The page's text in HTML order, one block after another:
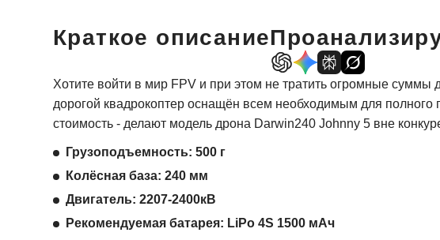
Краткое описание
Хотите войти в мир FPV и при этом не тратить огромные
дорогой квадрокоптер оснащён всем необходимым для полного
стоимость - делают модель дрона Darwin240 Johnny 5 вне
Грузоподъемность: 500 г
Колёсная база: 240 мм
Двигатель: 2207-2400кВ
Рекомендуемая батарея: LiPo 4S 1500 мАч